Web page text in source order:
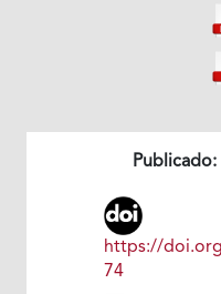
Publicado:
https://
74